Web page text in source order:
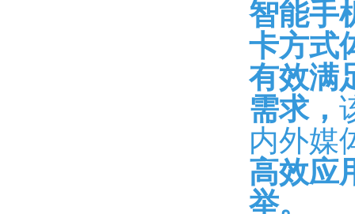
智能手
卡方式
有效满
需求，
内外媒
高效应
举。